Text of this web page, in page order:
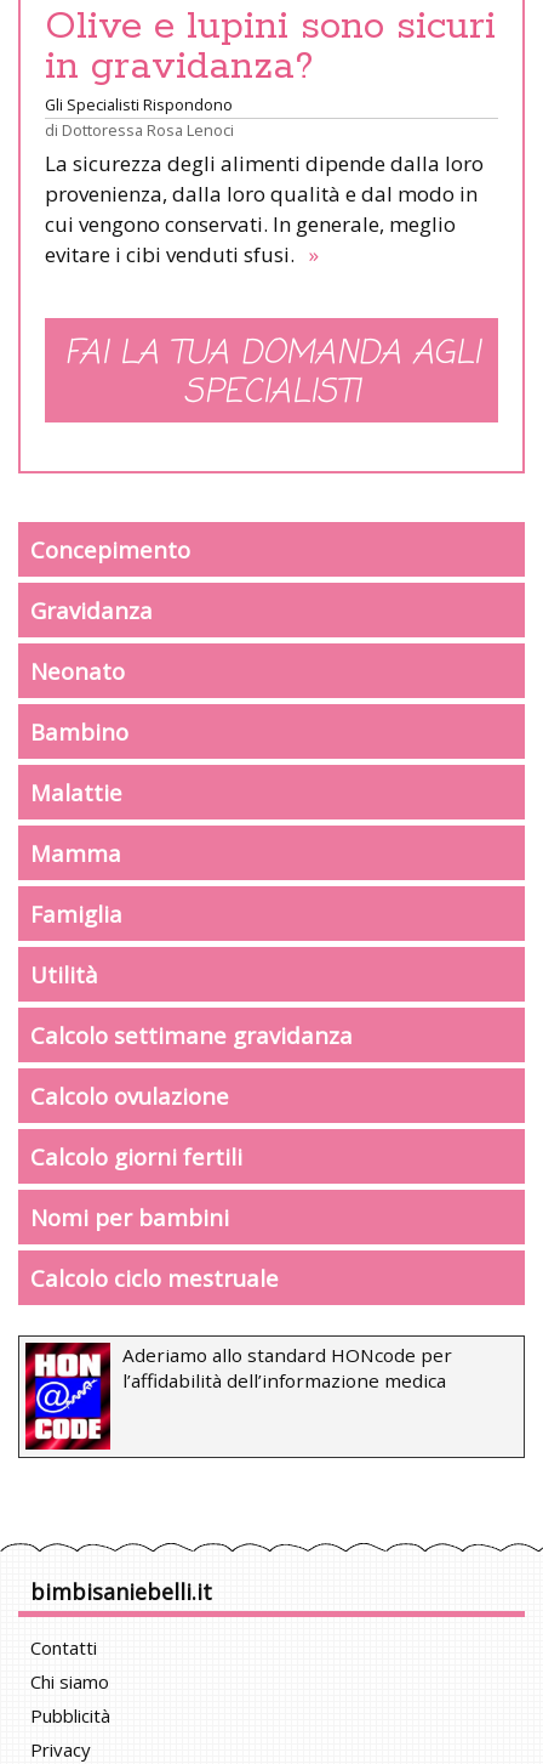
Olive e lupini sono sicuri
in gravidanza?
Gli Specialisti Rispondono
di Dottoressa Rosa Lenoci
La sicurezza degli alimenti dipende dalla loro
provenienza, dalla loro qualità e dal modo in
cui vengono conservati. In generale, meglio
evitare i cibi venduti sfusi. »
FAI LA TUA DOMANDA AGLI
SPECIALISTI
Concepimento
Gravidanza
Neonato
Bambino
Malattie
Mamma
Famiglia
Utilità
Calcolo settimane gravidanza
Calcolo ovulazione
Calcolo giorni fertili
Nomi per bambini
Calcolo ciclo mestruale
Aderiamo allo standard HONcode per
l’affidabilità dell’informazione medica
bimbisaniebelli.it
Contatti
Chi siamo
Pubblicità
Privacy